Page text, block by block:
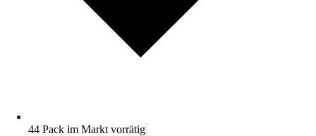
44 Pack im Markt vorrätig